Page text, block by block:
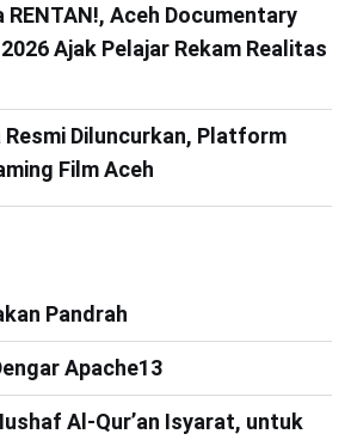
RENTAN!, Aceh Documentary
Ajak Pelajar Rekam Realitas
Resmi Diluncurkan, Platform
Film Aceh
Pandrah
Apache13
Al-Qur’an Isyarat, untuk